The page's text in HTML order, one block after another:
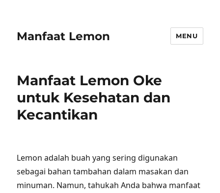
Manfaat Lemon MENU
Manfaat Lemon Oke
untuk Kesehatan dan
Kecantikan
Lemon adalah buah yang sering digunakan
sebagai bahan tambahan dalam masakan dan
minuman. Namun, tahukah Anda bahwa manfaat